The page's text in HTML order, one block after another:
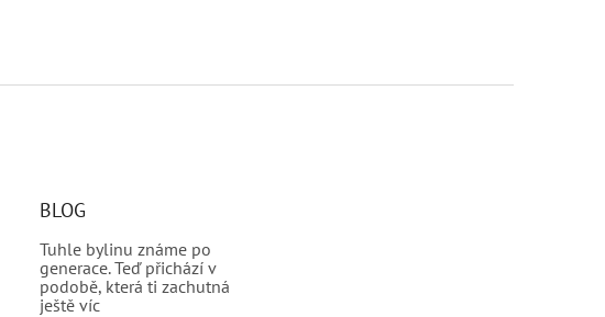
BLOG
Tuhle bylinu známe po
generace. Teď přichází v
podobě, která ti zachutná
ještě víc